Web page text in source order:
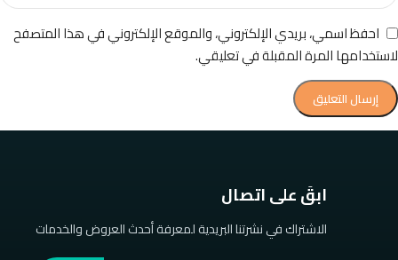
احفظ اسمي، بريدي الإلكتروني، والموقع الإلكتروني في هذا المتصفح
لاستخدامها المرة المقبلة في تعليقي.
ابقَ على اتصال
الاشتراك في نشرتنا البريدية لمعرفة أحدث العروض والخدمات